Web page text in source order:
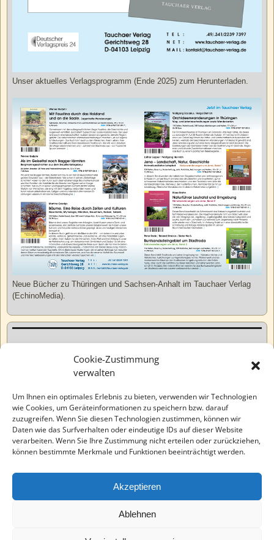
Cookie-Zustimmung
verwalten
Um Ihnen ein optimales Erlebnis zu bieten, verwenden wir Technologien
wie Cookies, um Geräteinformationen zu speichern bzw. darauf
zuzugreifen. Wenn Sie diesen Technologien zustimmen, können wir
Daten wie das Surfverhalten oder eindeutige IDs auf dieser Website
verarbeiten. Wenn Sie Ihre Zustimmung nicht erteilen oder zurückziehen,
können bestimmte Merkmale und Funktionen beeinträchtigt werden.
Akzeptieren
Ablehnen
Unser aktuelles Verlagsprogramm (Ende 2025) zum Herunterladen.
Neue Bücher zu Thüringen und Sachsen-Anhalt im Tauchaer Verlag
(EchinoMedia).
Varia